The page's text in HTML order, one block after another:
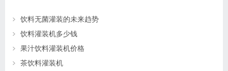
饮料无菌灌装的未来趋势
饮料灌装机多少钱
果汁饮料灌装机价格
茶饮料灌装机